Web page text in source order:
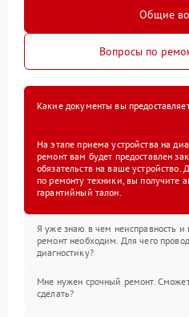
Общие
Вопросы по
Какие документы вы
На этапе приема устройства на
ремонт вам будет предоставлен
обязательств на ваше устройство.
по ремонту техники, вы получите
гарантийный талон.
Я уже знаю в чем неисправность и
ремонт необходим. Для чего
диагностику?
Мне нужен срочный ремонт.
сделать?